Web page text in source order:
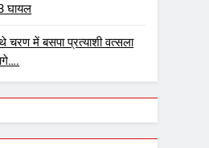
घायल
चरण में बसपा प्रत्याशी वत्सला